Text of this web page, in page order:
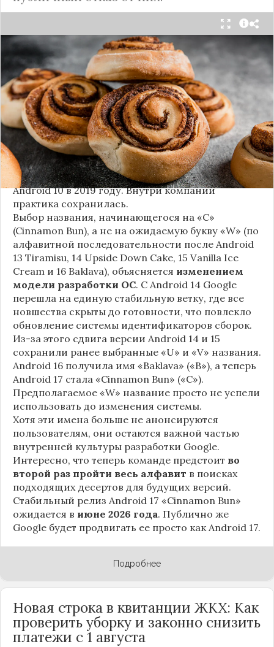
Стало известно внутреннее кодовое имя
следующей крупной версии Android. Как
сообщают источники, Android 17, релиз которой
ожидается в 2026 году, разрабатывается под
названием«Cinnamon Bun»(«Булочка с
корицей»).
Это решение продолжает знаменитую традицию
Google называть версии Android в честь
сладостей и десертов (Cupcake, Donut, KitKat и
т.д.), хотя компанияпрекратила публично
использовать эти именас момента выхода
Android 10 в 2019 году. Внутри компании
практика сохранилась.
Выбор названия, начинающегося на «C»
(Cinnamon Bun), а не на ожидаемую букву «W» (по
алфавитной последовательности после Android
13 Tiramisu, 14 Upside Down Cake, 15 Vanilla Ice
Cream и 16 Baklava), объясняется изменением
модели разработки ОС. С Android 14 Google
перешла на единую стабильную ветку, где все
новшества скрыты до готовности, что повлекло
обновление системы идентификаторов сборок.
Из-за этого сдвига версии Android 14 и 15
сохранили ранее выбранные «U» и «V» названия.
Android 16 получила имя «Baklava» («B»), а теперь
Android 17 стала «Cinnamon Bun» («C»).
Предполагаемое «W» название просто не успели
использовать до изменения системы.
Хотя эти имена больше не анонсируются
пользователям, они остаются важной частью
внутренней культуры разработки Google.
Интересно, что теперь команде предстоит во
второй раз пройти весь алфавит в поисках
подходящих десертов для будущих версий.
Стабильный релиз Android 17 «Cinnamon Bun»
ожидается в июне 2026 года. Публично же
Google будет продвигать ее просто как Android 17.
Подробнее
Новая строка в квитанции ЖКХ: Как
проверить уборку и законно снизить
платежи с 1 августа